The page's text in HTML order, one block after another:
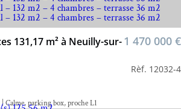
131,17 m² à Neuilly-sur-1 470 000 €
Rèf. 12032-4
Calme, parking box, proche L1